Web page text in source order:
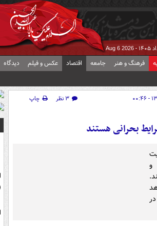
Aug 6 2026
فرهنگ و هنر جامعه اقتصاد عکس و فیلم دیدگاه
۳ نظر
چاپ
بحرانی هستند
و